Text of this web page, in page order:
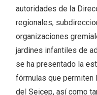
autoridades de la
regionales,
organizaciones
jardines infantiles de
se ha presentado la
fórmulas que
del Seicep, así como